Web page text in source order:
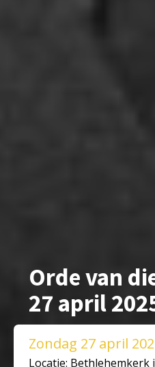
Orde van
27 april
Zondag 27 april
Locatie: Bethlehemkerk